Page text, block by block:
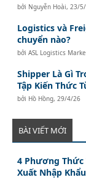
bởi Nguyễn Hoài, 23/
Logistics và
chuyển nào?
bởiASL Logistics
Shipper Là Gì
Tập Kiến Thức
bởi Hồ Hồng, 29/4/26
BÀI VIẾT MỚI
4 Phương Thức
Xuất Nhập Khẩu